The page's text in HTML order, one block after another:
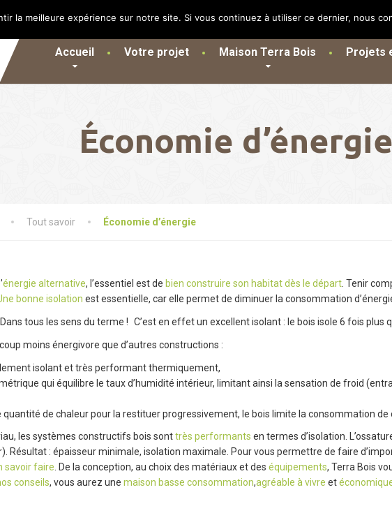
Accueil Votre projet Maison Terra Bois Projets
Économie
Tout savoir Économie d’énergie
énergie alternative, l’essentiel est de bien construire son habitat dès le départ . Tenir
bonne isolation est essentielle, car elle permet de diminuer la consommation
tous les sens du terme ! C’est en effet un excellent isolant : le bois isole 6 fois plus
moins énergivore que d’autres constructions :
isolant et très performant thermiquement,
qui équilibre le taux d’humidité intérieur, limitant ainsi la sensation de froid
quantité de chaleur pour la restituer progressivement, le bois limite la consommation
les systèmes constructifs bois sonttrès performants en termes d’isolation.
Résultat : épaisseur minimale, isolation maximale. Pour vous permettre de faire
savoir faire . De la conception, au choix des matériaux et des équipements, Terra Bois
conseils, vous aurez une maison basse consommation,agréable à vivre et
la meilleure expérience sur notre site. Si vous continuez à utiliser ce dernier, nous